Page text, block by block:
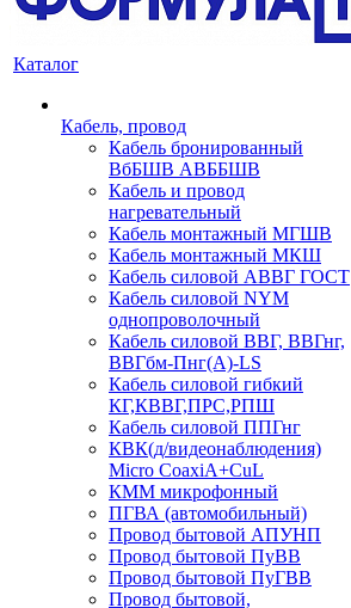
Каталог
Кабель, провод
Кабель бронированный
ВбБШВ АВББШВ
Кабель и провод
нагревательный
Кабель монтажный МГШВ
Кабель монтажный МКШ
Кабель силовой АВВГ ГОСТ
Кабель силовой NYM
однопроволочный
Кабель силовой ВВГ, ВВГнг,
ВВГбм-Пнг(А)-LS
Кабель силовой гибкий
КГ,КВВГ,ПРС,РПШ
Кабель силовой ППГнг
КВК(д/видеонаблюдения)
Micro CoaxiA+CuL
КММ микрофонный
ПГВА (автомобильный)
Провод бытовой АПУНП
Провод бытовой ПуВВ
Провод бытовой ПуГВВ
Провод бытовой,